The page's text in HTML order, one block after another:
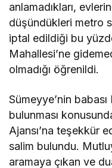
anlamadıkları,
düşündükleri metro
iptal edildiği bu
Mahallesi’ne
olmadığı öğrenildi.
Sümeyye’nin babası
bulunması
Ajansı’na teşekkür
salim bulundu.
aramaya çıkan ve